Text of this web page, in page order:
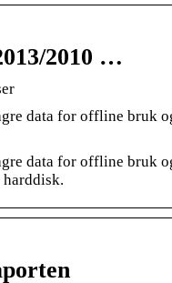
2010 …
data for offline bruk
data for offline bruk
harddisk.